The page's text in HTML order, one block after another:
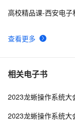
查看更多
高校精品课-西安电
相关电子书
2023龙蜥操作系统大
2023龙蜥操作系统大